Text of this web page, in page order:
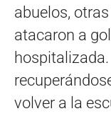
abuelos,
atacaron a
volver a la